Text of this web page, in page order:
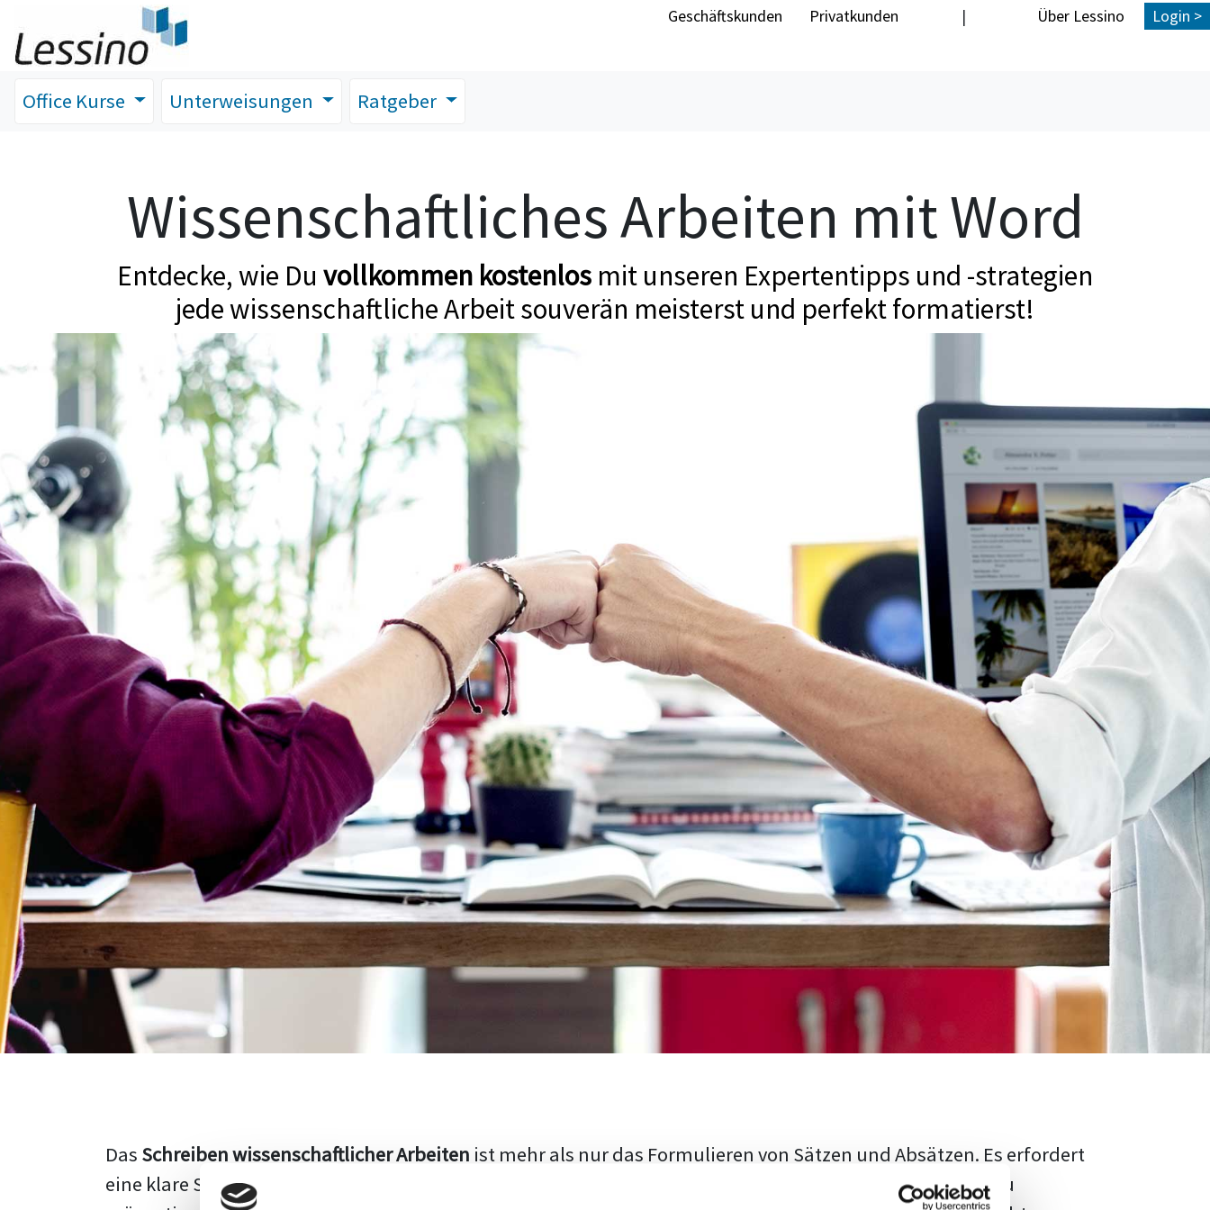
Geschäftskunden Privatkunden | Über Lessino Login >
Office Kurse Unterweisungen Ratgeber
Wissenschaftliches Arbeiten mit Word
Entdecke, wie Du vollkommen kostenlos mit unseren Expertentipps und -strategien
jede wissenschaftliche Arbeit souverän meisterst und perfekt formatierst!
Das Schreiben wissenschaftlicher Arbeiten ist mehr als nur das Formulieren von Sätzen und Absätzen. Es erfordert
eine klare Struktur, einen logischen Aufbau und die Fähigkeit, den aktuellen Forschungsstand adäquat zu